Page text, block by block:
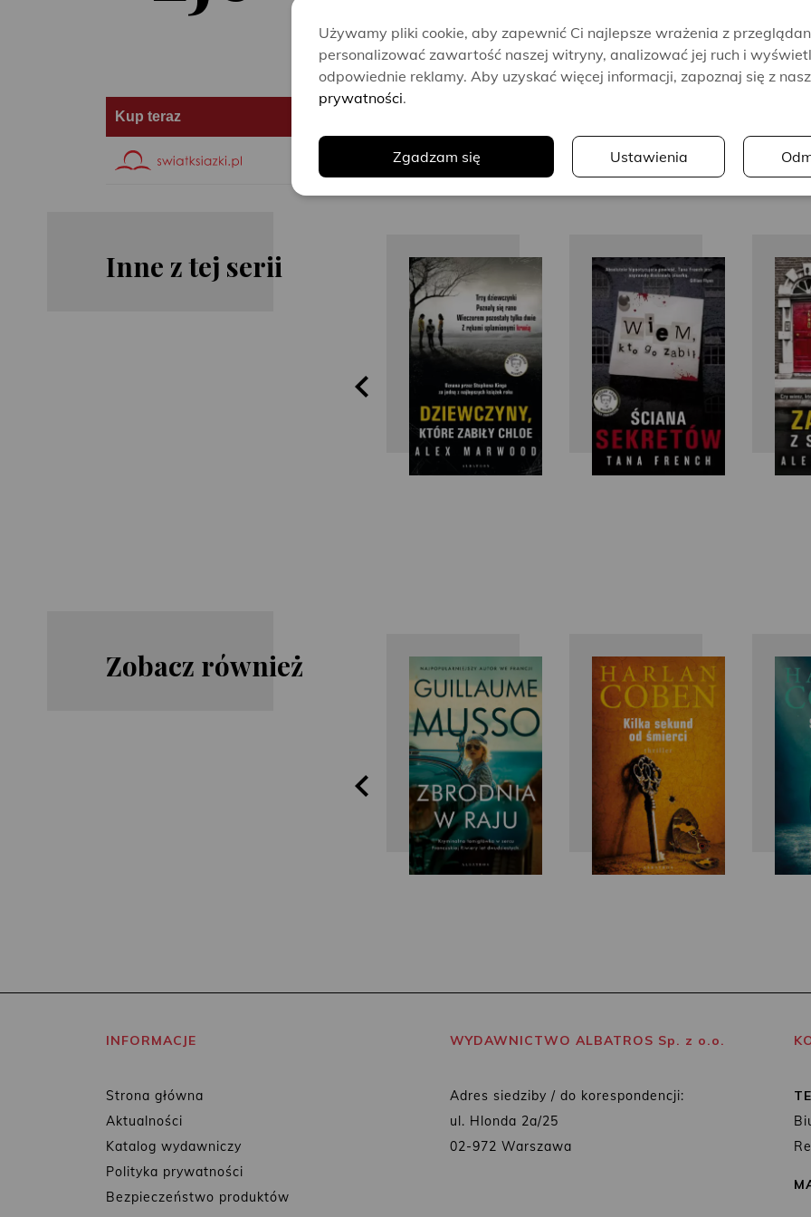
Kup teraz
33.93 zł 49.90 zł
Oszczędzasz 15.97 zł
Inne z tej serii
Jenny
Nelle
Alex
Marwood
Tana
French
Zobacz również
James
Lisa
Guillaume
Musso
Harlan
Coben
INFORMACJE
Strona główna
Aktualności
Katalog wydawniczy
Polityka prywatności
Bezpieczeństwo produktów
WYDAWNICTWO ALBATROS Sp. z o.o.
Adres siedziby / do korespondencji:
ul. Hlonda 2a/25
02-972 Warszawa
Używamy pliki cookie, aby zapewnić Ci najlepsze wrażenia z
personalizować zawartość naszej witryny, analizować jej ruch i
odpowiednie reklamy. Aby uzyskać więcej informacji, zapoznaj się z
prywatności.
Zgadzam się Ustawienia